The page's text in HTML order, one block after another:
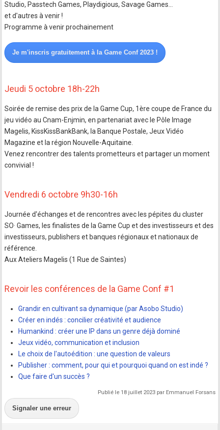
Studio, Passtech Games, Playdigious, Savage Games...
et d'autres à venir !
Programme à venir prochainement
Je m'inscris gratuitement à la Game Conf 2023 !
Jeudi 5 octobre 18h-22h
Soirée de remise des prix de la Game Cup, 1ère coupe de France du
jeu vidéo au Cnam-Enjmin, en partenariat avec le Pôle Image
Magelis, KissKissBankBank, la Banque Postale, Jeux Vidéo
Magazine et la région Nouvelle-Aquitaine.
Venez rencontrer des talents prometteurs et partager un moment
convivial !
Vendredi 6 octobre 9h30-16h
Journée d'échanges et de rencontres avec les pépites du cluster
SO· Games, les finalistes de la Game Cup et des investisseurs et des
investisseurs, publishers et banques régionaux et nationaux de
référence.
Aux Ateliers Magelis (1 Rue de Saintes)
Revoir les conférences de la Game Conf #1
Grandir en cultivant sa dynamique (par Asobo Studio)
Créer en indés : concilier créativité et audience
Humankind : créer une IP dans un genre déjà dominé
Jeux vidéo, communication et inclusion
Le choix de l'autoédition : une question de valeurs
Publisher : comment, pour qui et pourquoi quand on est indé ?
Que faire d'un succès ?
Publié le 18 juillet 2023 par Emmanuel Forsans
Signaler une erreur